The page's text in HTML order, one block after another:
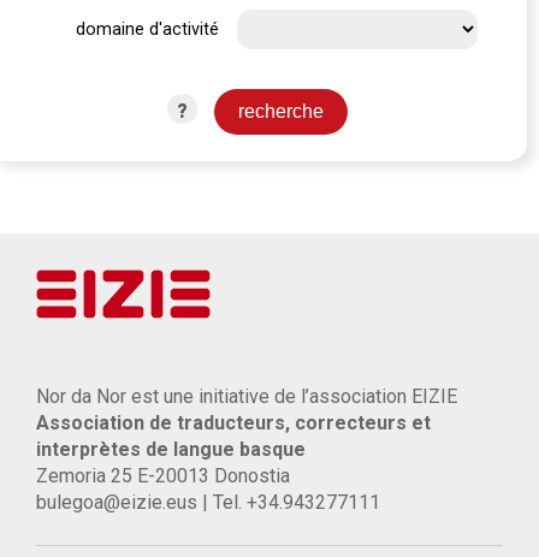
domaine d'activité
?
Nor da Nor est une initiative de l’association EIZIE
Association de traducteurs, correcteurs et
interprètes de langue basque
Zemoria 25 E-20013 Donostia
bulegoa@eizie.eus | Tel. +34.943277111